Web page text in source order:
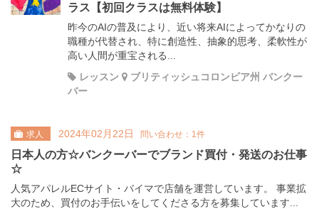
ラス【初回クラスは無料体験】
昨今のAIの普及により、近い将来AIによってかなりの
職種が代替され、特に創造性、抽象的思考、柔軟性が
高い人間が重宝される...
レッスン
ブリティッシュコロンビア州 バンクー
バー
求人 2024年02月22日 問い合わせ：1件
日本人の方☆バンクーバーでブランド買付・発送のお仕事
☆
人気アパレルECサイト・バイマで店舗を運営しています。 事業拡
大のため、買付のお手伝いをしてくださる方を募集しています...